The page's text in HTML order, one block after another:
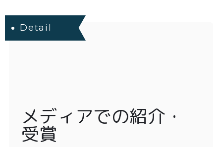
Detail
メディアでの紹介・
受賞